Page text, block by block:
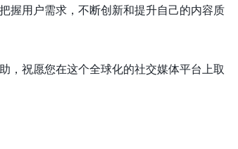
握用户需求，不断创新和提升自己的内容质
，祝愿您在这个全球化的社交媒体平台上取